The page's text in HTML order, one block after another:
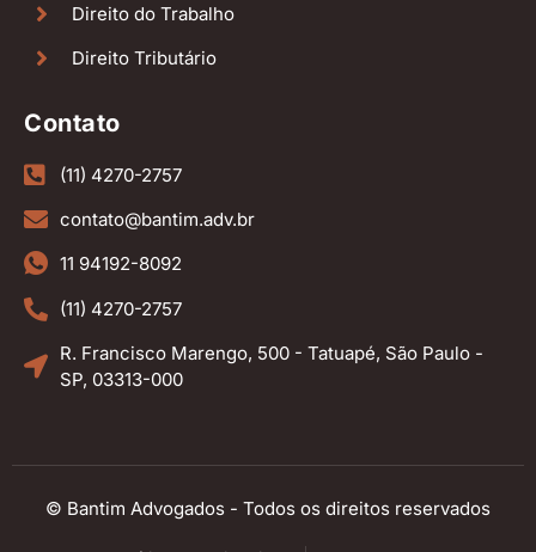
Direito do Trabalho
Direito Tributário
Contato
(11) 4270-2757
contato@bantim.adv.br
11 94192-8092
(11) 4270-2757
R. Francisco Marengo, 500 - Tatuapé, São Paulo -
SP, 03313-000
© Bantim Advogados - Todos os direitos reservados